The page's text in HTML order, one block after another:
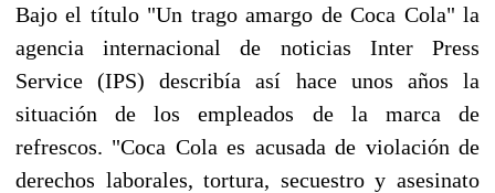
Bajo el título "Un trago amargo de Coca Cola" la
agencia internacional de noticias Inter Press
Service (IPS) describía así hace unos años la
situación de los empleados de la marca de
refrescos. "Coca Cola es acusada de violación de
derechos laborales, tortura, secuestro y asesinato